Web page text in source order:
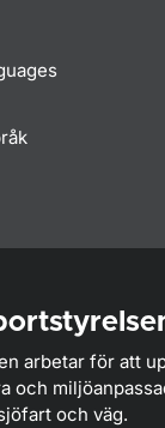
arbetar för att
och
och väg.